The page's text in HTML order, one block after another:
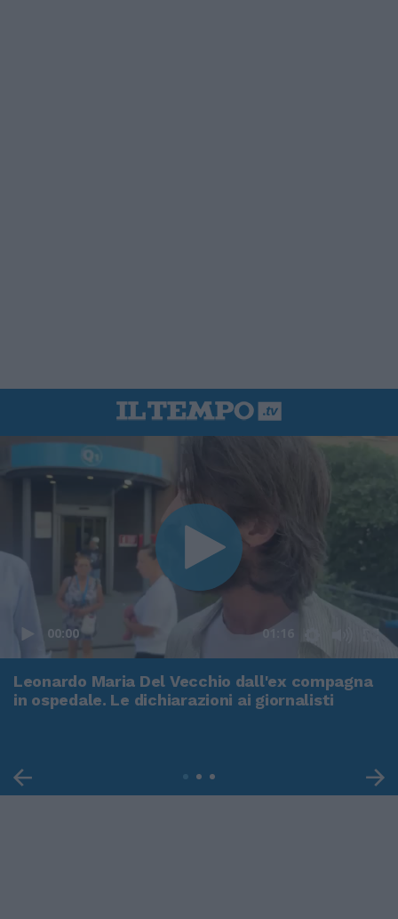
00:00 01:16
Leonardo Maria Del Vecchio dall'ex compagna
in ospedale. Le dichiarazioni ai giornalisti